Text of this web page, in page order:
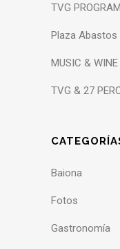
TVG
Plaza Abastos
MUSIC &
TVG & 27
Baiona
Fotos
Gastronomía